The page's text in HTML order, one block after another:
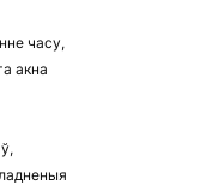
часу,
акна